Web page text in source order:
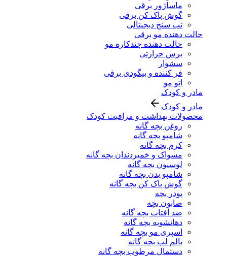
ماساژور برقی
گوش پاک کن برقی
تب سنج دیجیتالی
حالت دهنده مو برقی
حالت دهنده چندکاره مو
برس حرارتی
سشوار
فر کننده و بیگودی برقی
اتو مو
مادر و کودک
مادر و کودک
محصولات بهداشت و مراقبت کودک
روغن بچه گانه
شامپو بچه گانه
کرم بچه گانه
مسواک و خمیردندان بچه گانه
لوسیون بچه گانه
شامپو بدن بچه گانه
گوش پاک کن بچه گانه
پودر بچه
صابون بچه
ضد آفتاب بچه گانه
دهانشویه بچه گانه
اسپری مو بچه گانه
بالم لب بچه گانه
دستمال مرطوب بچه گانه